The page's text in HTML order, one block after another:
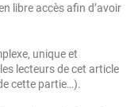
libre accès afin d’avoir
unique et
lecteurs de cet article
cette partie…).